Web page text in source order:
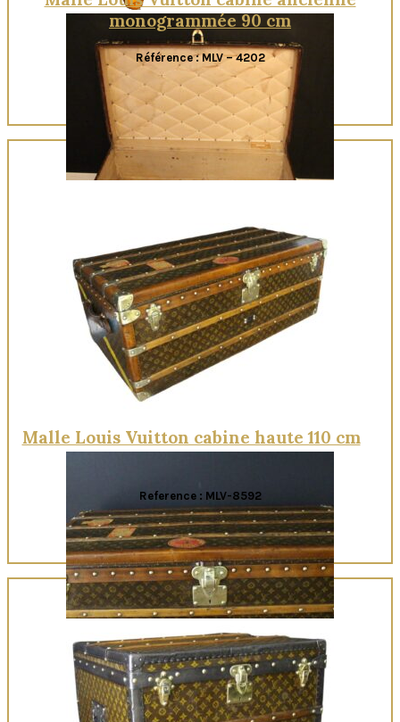
Quick View
monogrammée 90 cm
Référence : MLV – 4202
Malle Louis Vuitton cabine haute 110 cm
Reference : MLV-8592